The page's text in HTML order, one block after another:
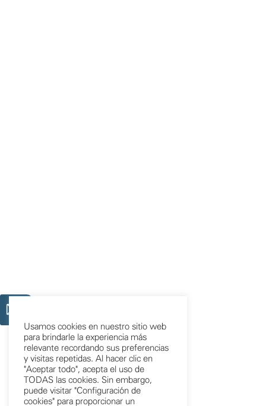
Usamos cookies en nuestro sitio web
para brindarle la experiencia más
relevante recordando sus preferencias
y visitas repetidas. Al hacer clic en
"Aceptar todo", acepta el uso de
TODAS las cookies. Sin embargo,
puede visitar "Configuración de
cookies" para proporcionar un